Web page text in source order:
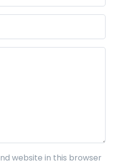
website in this browser